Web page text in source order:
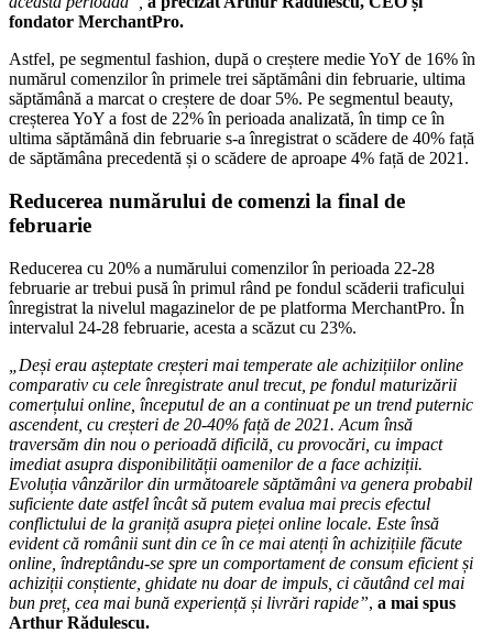
fondator MerchantPro.
Astfel, pe segmentul fashion, după o creștere medie YoY de 16% în
numărul comenzilor în primele trei săptămâni din februarie, ultima
săptămână a marcat o creștere de doar 5%. Pe segmentul beauty,
creșterea YoY a fost de 22% în perioada analizată, în timp ce în
ultima săptămână din februarie s-a înregistrat o scădere de 40% față
de săptămâna precedentă și o scădere de aproape 4% față de 2021.
Reducerea numărului de comenzi la final de
februarie
Reducerea cu 20% a numărului comenzilor în perioada 22-28
februarie ar trebui pusă în primul rând pe fondul scăderii traficului
înregistrat la nivelul magazinelor de pe platforma MerchantPro. În
intervalul 24-28 februarie, acesta a scăzut cu 23%.
„Deși erau așteptate creșteri mai temperate ale achizițiilor online
comparativ cu cele înregistrate anul trecut, pe fondul maturizării
comerțului online, începutul de an a continuat pe un trend puternic
ascendent, cu creșteri de 20-40% față de 2021. Acum însă
traversăm din nou o perioadă dificilă, cu provocări, cu impact
imediat asupra disponibilității oamenilor de a face achiziții.
Evoluția vânzărilor din următoarele săptămâni va genera probabil
suficiente date astfel încât să putem evalua mai precis efectul
conflictului de la graniță asupra pieței online locale. Este însă
evident că românii sunt din ce în ce mai atenți în achizițiile făcute
online, îndreptându-se spre un comportament de consum eficient și
achiziții conștiente, ghidate nu doar de impuls, ci căutând cel mai
bun preț, cea mai bună experiență și livrări rapide”, a mai spus
Arthur Rădulescu.